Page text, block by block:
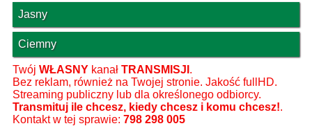
Jasny
Ciemny
Twój WŁASNY kanał TRANSMISJI .
Bez reklam, również na Twojej stronie. Jakość fullHD.
Streaming publiczny lub dla określonego odbiorcy.
Transmituj ile chcesz, kiedy chcesz i komu chcesz!.
Kontakt w tej sprawie: 798 298 005